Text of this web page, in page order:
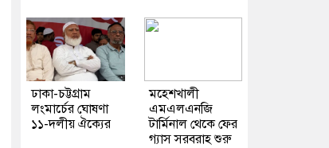
ঢাকা-চট্টগ্রাম
লংমার্চের ঘোষণা
১১-দলীয় ঐক্যের
মহেশখালী
এমএলএনজি
টার্মিনাল থেকে ফের
গ্যাস সরবরাহ শুরু